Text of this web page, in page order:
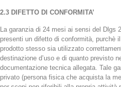
2.3 DIFETTO DI CONFORMITA’
La garanzia di 24 mesi ai sensi del Dlgs
presenti un difetto di conformità, purchè il
prodotto stesso sia utilizzato
destinazione d’uso e di quanto previsto
documentazione tecnica allegata. Tale
privato (persona fisica che acquista la